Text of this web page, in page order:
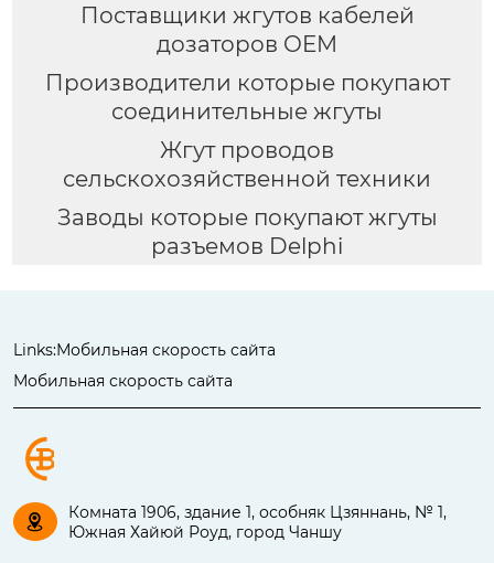
Поставщики жгутов кабелей
дозаторов OEM
Производители которые покупают
соединительные жгуты
Жгут проводов
сельскохозяйственной техники
Заводы которые покупают жгуты
разъемов Delphi
Links:Мобильная скорость сайта
Мобильная скорость сайта

Комната 1906, здание 1, особняк Цзяннань, № 1,
Южная Хайюй Роуд, город Чаншу